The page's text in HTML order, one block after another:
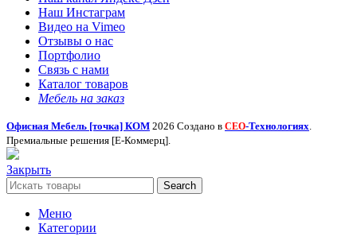
Наш Инстаграм
Видео на Vimeo
Отзывы о нас
Портфолио
Связь с нами
Каталог товаров
Мебель на заказ
Офисная Мебель [точка] КОМ 2026 Создано в СЕО-Технологиях
Премиальные решения [Е-Коммерц].
Закрыть
Search
Меню
Категории